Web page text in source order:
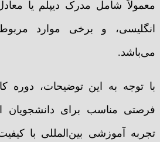
معمولاً شامل مدرک دیپلم یا
انگلیسی، و برخی موارد
می‌باشد.
با توجه به این توضیحات، دوره
فرصتی مناسب برای
تجربه آموزشی بین‌المللی با